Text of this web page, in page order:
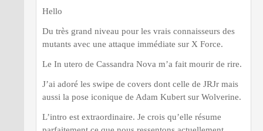
Hello
Du très grand niveau pour les vrais connaisseurs des
mutants avec une attaque immédiate sur X Force.
Le In utero de Cassandra Nova m’a fait mourir de rire.
J’ai adoré les swipe de covers dont celle de JRJr mais
aussi la pose iconique de Adam Kubert sur Wolverine.
L’intro est extraordinaire. Je crois qu’elle résume